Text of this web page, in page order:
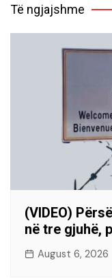
Të ngjajshme
(VIDEO)
në tre gjuhë,
August 6, 2026